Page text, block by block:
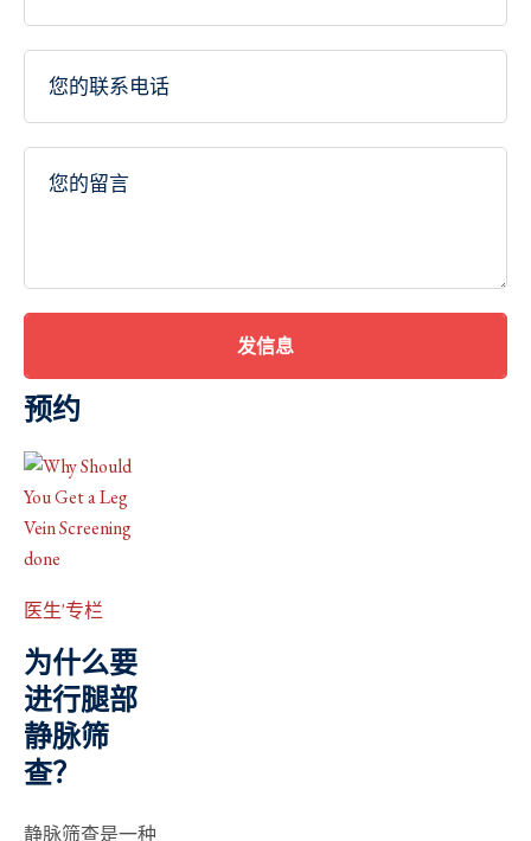
发信息
预约
医生'专栏
为什么要
进行腿部
静脉筛
查？
静脉筛查是一种